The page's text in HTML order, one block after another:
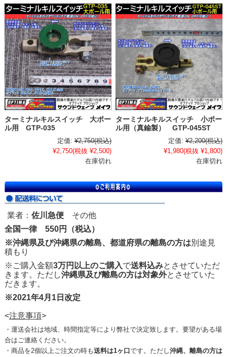
ターミナルキルスイッチ 大ポー
ル用 GTP-035
定価: ¥2,750(税込)
¥2,750(税抜 ¥2,500)
在庫切れ
ターミナルキルスイッチ 小ポー
ル用（真鍮製） GTP-045ST
定価: ¥2,200(税込)
¥1,980(税抜 ¥1,800)
在庫切れ
業者： 佐川急便その他
全国一律 550円（税込）
※沖縄県及び沖縄県の離島、都道府県の離島の方は別途見
積もり
※ご購入金額3万円以上のご購入で送料込みとさせていただ
きます。ただし沖縄県及び離島の方は対象外とさせていた
だきます。
※2021年4月1日改定
<注意事項>
・運送会社は地域、時間指定等により弊社で決定致します。要望がある場
合はご連絡ください。
・商品を2個以上ご注文の時も送料は1ヶ口です。ただし沖縄、離島の方は